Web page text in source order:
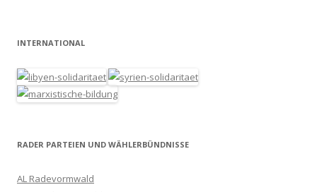
INTERNATIONAL
RADER PARTEIEN UND WÄHLERBÜNDNISSE
AL Radevormwald